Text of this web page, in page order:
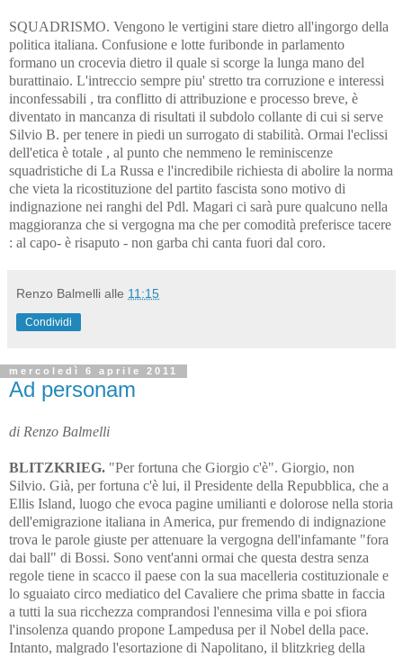
SQUADRISMO. Vengono le vertigini stare dietro all'ingorgo della
politica italiana. Confusione e lotte furibonde in parlamento
formano un crocevia dietro il quale si scorge la lunga mano del
burattinaio. L'intreccio sempre piu' stretto tra corruzione e interessi
inconfessabili , tra conflitto di attribuzione e processo breve, è
diventato in mancanza di risultati il subdolo collante di cui si serve
Silvio B. per tenere in piedi un surrogato di stabilità. Ormai l'eclissi
dell'etica è totale , al punto che nemmeno le reminiscenze
squadristiche di La Russa e l'incredibile richiesta di abolire la norma
che vieta la ricostituzione del partito fascista sono motivo di
indignazione nei ranghi del Pdl. Magari ci sarà pure qualcuno nella
maggioranza che si vergogna ma che per comodità preferisce tacere
: al capo- è risaputo - non garba chi canta fuori dal coro.
Renzo Balmelli alle 11:15
Condividi
mercoledì 6 aprile 2011
Ad personam
di Renzo Balmelli
BLITZKRIEG. "Per fortuna che Giorgio c'è". Giorgio, non
Silvio. Già, per fortuna c'è lui, il Presidente della Repubblica, che a
Ellis Island, luogo che evoca pagine umilianti e dolorose nella storia
dell'emigrazione italiana in America, pur fremendo di indignazione
trova le parole giuste per attenuare la vergogna dell'infamante "fora
dai ball" di Bossi. Sono vent'anni ormai che questa destra senza
regole tiene in scacco il paese con la sua macelleria costituzionale e
lo sguaiato circo mediatico del Cavaliere che prima sbatte in faccia
a tutti la sua ricchezza comprandosi l'ennesima villa e poi sfiora
l'insolenza quando propone Lampedusa per il Nobel della pace.
Intanto, malgrado l'esortazione di Napolitano, il blitzkrieg della